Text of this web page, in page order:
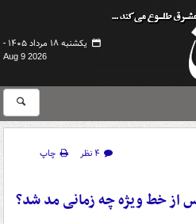
یکشنبه ۱۸ مرداد ۱۴۰۵ -
Aug 9 2026
۴ نظر
چاپ
از خط ویژه چه زمانی مد شد؟